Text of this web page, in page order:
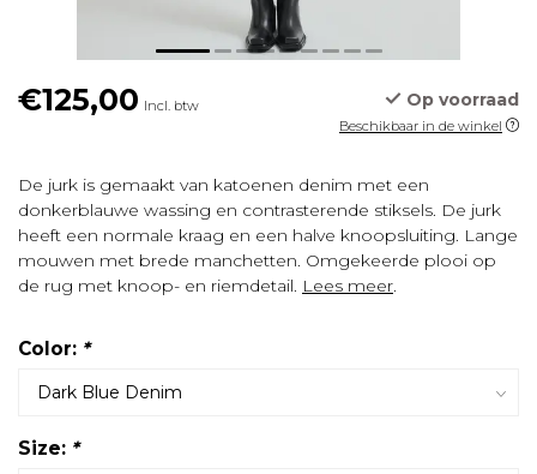
€125,00 Incl. btw Op voorraad
Beschikbaar in de winkel
De jurk is gemaakt van katoenen denim met een
donkerblauwe wassing en contrasterende stiksels. De jurk
heeft een normale kraag en een halve knoopsluiting. Lange
mouwen met brede manchetten. Omgekeerde plooi op
de rug met knoop- en riemdetail. Lees meer.
Color: *
Size: *